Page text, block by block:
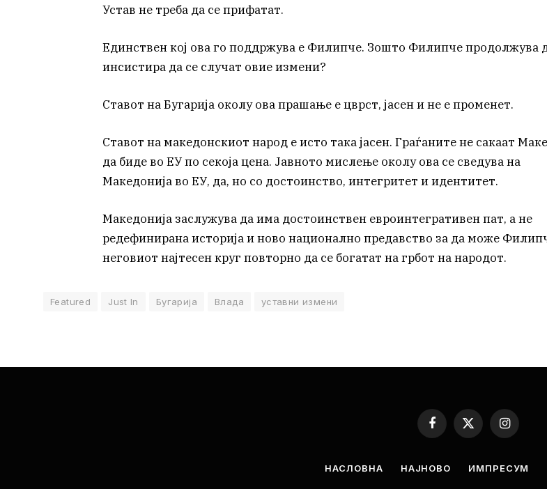
Устав не треба да се прифатат.
Единствен кој ова го поддржува е Филипче. Зошто Филипче продолжува
инсистира да се случат овие измени?
Ставот на Бугарија околу ова прашање е цврст, јасен и не е променет.
Ставот на македонскиот народ е исто така јасен. Граѓаните не сакаат
да биде во ЕУ по секоја цена. Јавното мислење околу ова се сведува на
Македонија во ЕУ, да, но со достоинство, интегритет и идентитет.
Македонија заслужува да има достоинствен евроинтегративен пат, а не
редефинирана историја и ново национално предавство за да може
неговиот најтесен круг повторно да се богатат на грбот на народот.
Featured Just In Бугарија Влада уставни измени
Facebook
X
Instagram
НАСЛОВНА НАЈНОВО ИМПРЕСУМ